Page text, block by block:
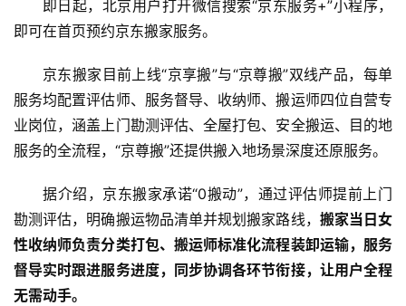
即日起，北京用户打开微信搜索“京东服务+”小程序，
即可在首页预约京东搬家服务。
京东搬家目前上线“京享搬”与“京尊搬”双线产品，每单
服务均配置评估师、服务督导、收纳师、搬运师四位自营专
业岗位，涵盖上门勘测评估、全屋打包、安全搬运、目的地
服务的全流程，“京尊搬”还提供搬入地场景深度还原服务。
据介绍，京东搬家承诺“0搬动”，通过评估师提前上门
勘测评估，明确搬运物品清单并规划搬家路线， 搬家当日女
性收纳师负责分类打包、搬运师标准化流程装卸运输，服务
督导实时跟进服务进度，同步协调各环节衔接，让用户全程
无需动手。